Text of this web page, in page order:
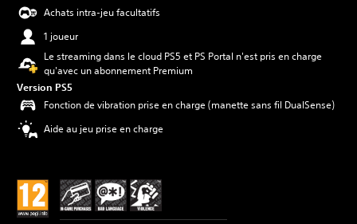
Achats intra-jeu facultatifs
1 joueur
Le streaming dans le cloud PS5 et PS Portal n'est pris en charge
qu'avec un abonnement Premium
Version PS5
Fonction de vibration prise en charge (manette sans fil DualSense)
Aide au jeu prise en charge